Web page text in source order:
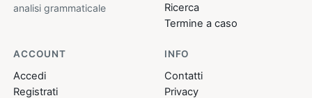
analisi grammaticale
Ricerca
Termine a caso
ACCOUNT
Accedi
Registrati
INFO
Contatti
Privacy